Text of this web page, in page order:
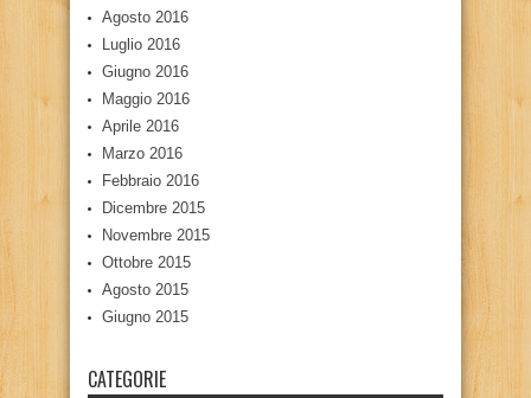
Agosto 2016
Luglio 2016
Giugno 2016
Maggio 2016
Aprile 2016
Marzo 2016
Febbraio 2016
Dicembre 2015
Novembre 2015
Ottobre 2015
Agosto 2015
Giugno 2015
CATEGORIE